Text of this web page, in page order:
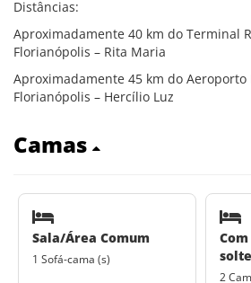
Distâncias:
Aproximadamente 40 km do Terminal
Florianópolis – Rita Maria
Aproximadamente 45 km do
Florianópolis – Hercílio Luz
Camas
Sala/Área Comum
1 Sofá-cama (s)
2